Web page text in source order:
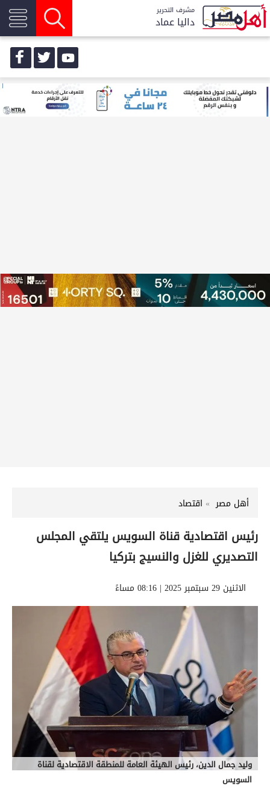
مشرف التحرير
داليا عماد
أهل مصر اقتصاد
رئيس اقتصادية قناة السويس يلتقي المجلس
التصديري للغزل والنسيج بتركيا
الاثنين 29 سبتمبر 2025 | 08:16 مساءً
وليد جمال الدين، رئيس الهيئة العامة للمنطقة الاقتصادية لقناة
السويس